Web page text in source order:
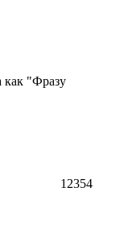
как "Фразу
12354